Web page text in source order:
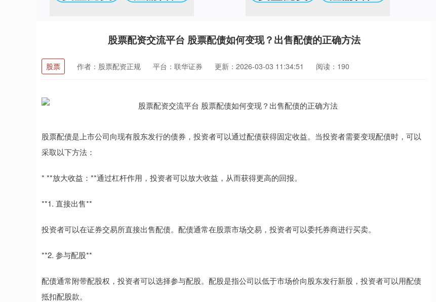
股票配资交流平台 股票配债如何变现？出售配债的正确方法
股票 作者：股票配资正规 平台：联华证券 更新：2026-03-03 11:34:51 阅读：190
股票配债是上市公司向现有股东发行的债券，投资者可以通过配债获得固定收益。当投资者需要变现配债时，可以
采取以下方法：
* **放大收益：**通过杠杆作用，投资者可以放大收益，从而获得更高的回报。
**1. 直接出售**
投资者可以在证券交易所直接出售配债。配债通常在股票市场交易，投资者可以委托券商进行买卖。
**2. 参与配股**
配债通常附带配股权，投资者可以选择参与配股。配股是指公司以低于市场价向股东发行新股，投资者可以用配债
抵扣配股款。